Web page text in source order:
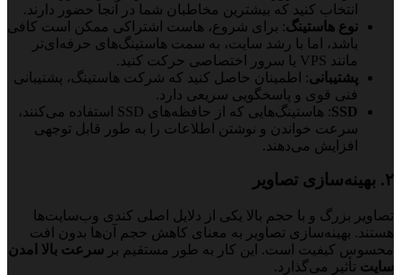
انتخاب کنید که بیشترین مخاطبان شما در آنجا حضور دارند.
نوع هاستینگ: برای شروع، هاست اشتراکی ممکن است کافی
باشد، اما با رشد سایت، به سمت هاستینگ‌های حرفه‌ای‌تر
مانند VPS یا سرور اختصاصی حرکت کنید.
پشتیبانی: اطمینان حاصل کنید که شرکت هاستینگ، پشتیبانی
فنی قوی و پاسخگویی سریعی دارد.
SSD
: هاستینگ‌هایی که از حافظه‌های SSD استفاده می‌کنند،
سرعت خواندن و نوشتن اطلاعات را به طور قابل توجهی
افزایش می‌دهند.
۲. بهینه‌سازی تصاویر
تصاویر بزرگ و با حجم بالا یکی از دلایل اصلی کندی وب‌سایت‌ها
هستند. بهینه‌سازی تصاویر به معنای کاهش حجم آن‌ها بدون افت
محسوس کیفیت است. این کار به طور مستقیم بر سرعت بالا امدن
سایت تأثیر می‌گذارد.